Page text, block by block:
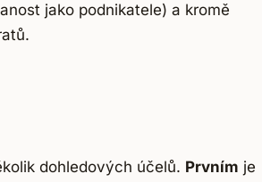
jako podnikatele) a kromě
dohledových účelů. Prvním je